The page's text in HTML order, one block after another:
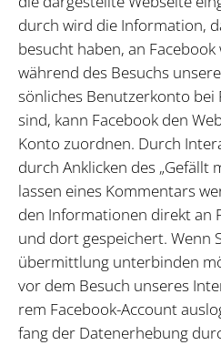
durch wird die In­for­ma­ti­on,
be­sucht ha­ben, an
wäh­rend des Be­suchs
sön­li­ches Be­nut­zer­kon­to bei
sind, kann Face­book den
Kon­to zu­ord­nen. Durch
durch An­kli­cken des
las­sen ei­nes Kom­men­tars
den In­for­ma­tio­nen di­rekt an
und dort ge­spei­chert. Wenn
über­mitt­lung un­ter­bin­den
vor dem Be­such un­se­res
rem Face­book-Ac­count
fang der Da­ten­er­he­bung